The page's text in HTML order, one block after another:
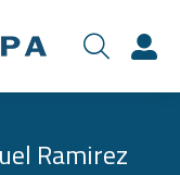
Ramirez